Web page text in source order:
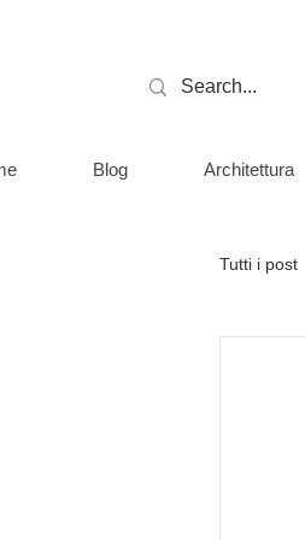
Blog Architettura
Tutti i post